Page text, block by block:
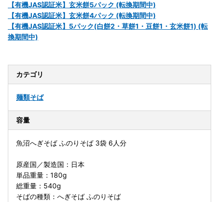
【有機JAS認証米】玄米餅5パック (転換期間中)
【有機JAS認証米】玄米餅4パック (転換期間中)
【有機JAS認証米】5パック(白餅2・草餅1・豆餅1・玄米餅1) (転
換期間中)
カテゴリ
麺類そば
容量
魚沼へぎそば ふのりそば 3袋 6人分
原産国／製造国：日本
単品重量：180g
総重量：540g
そばの種類：へぎそば ふのりそば